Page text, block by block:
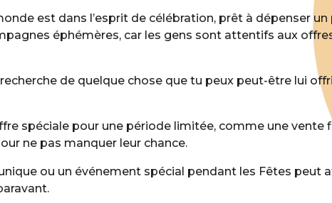
est dans l’esprit de célébration, prêt à dépenser
éphémères, car les gens sont attentifs aux
de quelque chose que tu peux peut-être lui
spéciale pour une période limitée, comme une vente
ne pas manquer leur chance.
ou un événement spécial pendant les Fêtes peut